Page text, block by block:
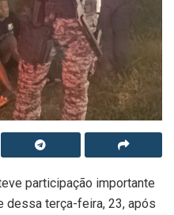
participação importante
dessa terça-feira, 23, após